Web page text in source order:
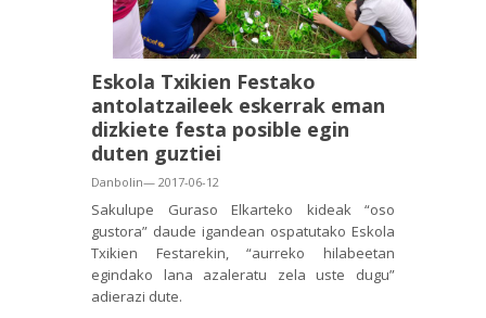
Eskola Txikien Festako
antolatzaileek eskerrak eman
dizkiete festa posible egin
duten guztiei
Danbolin— 2017-06-12
Sakulupe Guraso Elkarteko kideak “oso
gustora” daude igandean ospatutako Eskola
Txikien Festarekin, “aurreko hilabeetan
egindako lana azaleratu zela uste dugu”
adierazi dute.